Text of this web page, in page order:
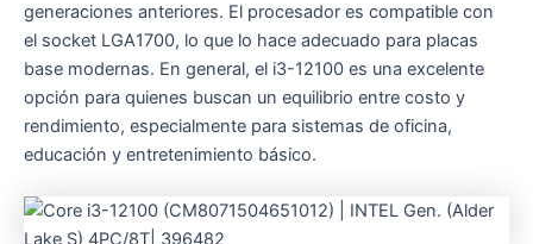
generaciones anteriores. El procesador es compatible con
el socket LGA1700, lo que lo hace adecuado para placas
base modernas. En general, el i3-12100 es una excelente
opción para quienes buscan un equilibrio entre costo y
rendimiento, especialmente para sistemas de oficina,
educación y entretenimiento básico.